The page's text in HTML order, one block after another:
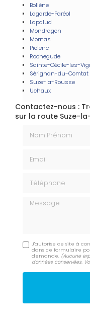
Bollène
Lagarde-Paréol
Lapalud
Mondragon
Mornas
Piolenc
Rochegude
Sainte-Cécile-les-
Sérignan-du-Comtat
Suze-la-Rousse
Uchaux
Contactez-nous :
sur la route Suze-
Message
J'autorise ce site à
dans ce formulaire
demande. (Aucune
données conservées.